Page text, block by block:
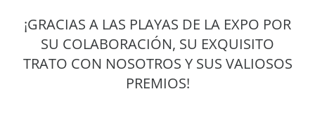
¡GRACIAS A LAS PLAYAS DE LA EXPO POR
SU COLABORACIÓN, SU EXQUISITO
TRATO CON NOSOTROS Y SUS VALIOSOS
PREMIOS!